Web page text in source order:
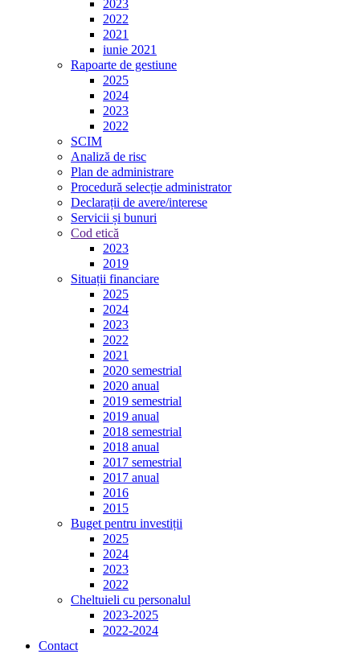
2023
2022
2021
iunie 2021
Rapoarte de gestiune
2025
2024
2023
2022
SCIM
Analiză de risc
Plan de administrare
Procedură selecție administrator
Declarații de avere/interese
Servicii și bunuri
Cod etică
2023
2019
Situații financiare
2025
2024
2023
2022
2021
2020 semestrial
2020 anual
2019 semestrial
2019 anual
2018 semestrial
2018 anual
2017 semestrial
2017 anual
2016
2015
Buget pentru investiții
2025
2024
2023
2022
Cheltuieli cu personalul
2023-2025
2022-2024
Contact